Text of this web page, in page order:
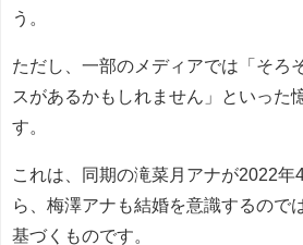
う。
ただし、一部のメディアでは「そろ
スがあるかもしれません」といった
す。
これは、同期の滝菜月アナが2022
ら、梅澤アナも結婚を意識するので
基づくものです。